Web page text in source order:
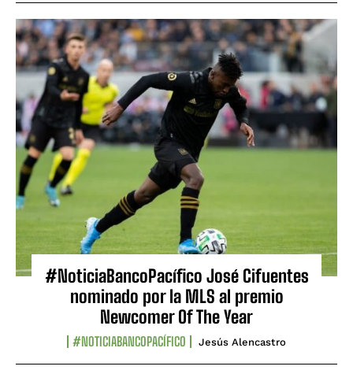
#NoticiaBancoPacífico José Cifuentes
nominado por la MLS al premio
Newcomer Of The Year
#NOTICIABANCOPACÍFICO Jesús Alencastro